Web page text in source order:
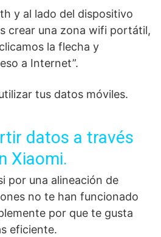
y al lado del dispositivo
crear una zona wifi portátil,
la flecha y
a Internet”.
tus datos móviles.
datos a través
Xiaomi.
por una alineación de
no te han funcionado
por que te gusta
eficiente.